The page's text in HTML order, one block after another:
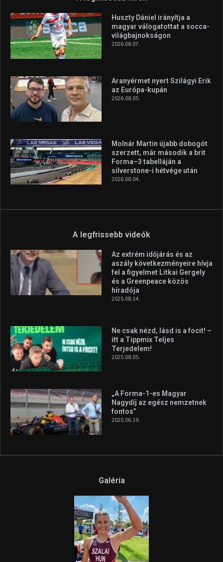
Huszty Dániel irányítja a
magyar válogatottat a socca-
világbajnokságon
2026.08.07.
Aranyérmet nyert Szilágyi Erik
az Európa-kupán
2026.08.05.
Molnár Martin újabb dobogót
szerzett, már második a brit
Forma–3 tabelláján a
silverstone-i hétvége után
2026.08.04.
A legfrissebb videók
Az extrém időjárás és az
aszály következményeire hívja
fel a figyelmet Litkai Gergely
és a Greenpeace közös
híradója
2025.08.14.
Ne csak nézd, lásd is a focit! –
itt a Tippmix Teljes
Terjedelem!
2025.08.05.
„A Forma-1-es Magyar
Nagydíj az egész nemzetnek
fontos”
2025.06.19.
Galéria